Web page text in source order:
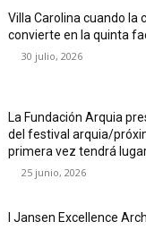
Villa Carolina cuando la
convierte en la quinta
30 julio, 2026
La Fundación Arquia
del festival arquia/
primera vez tendrá
25 junio, 2026
I Jansen Excellence